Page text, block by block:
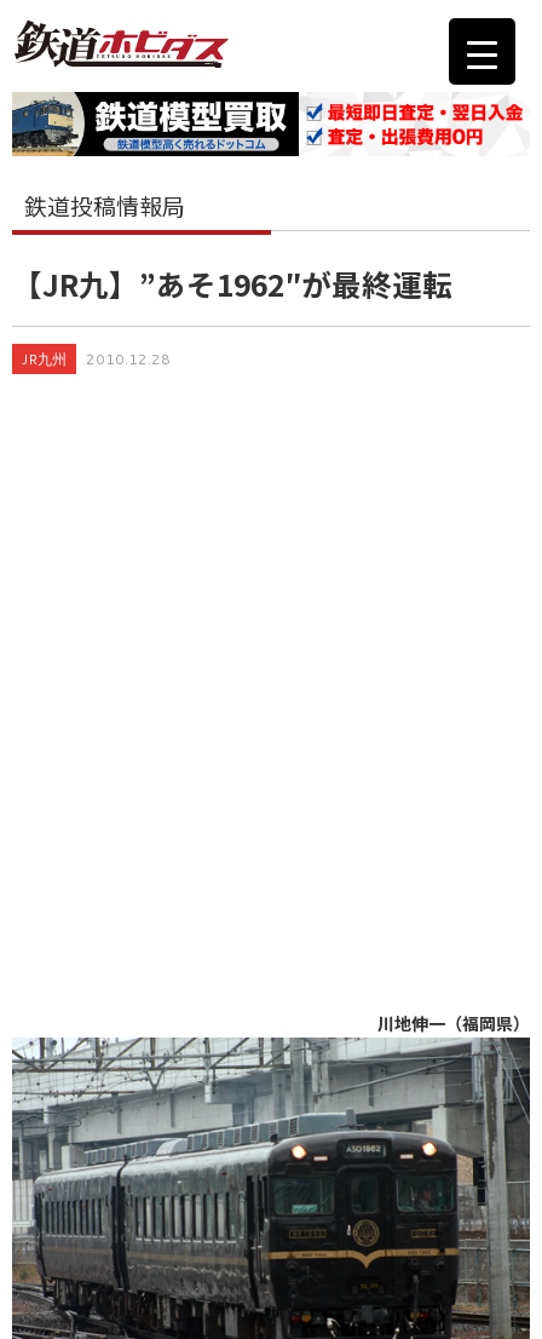
鉄道投稿情報局
【JR九】”あそ1962″が最終運転
JR九州 2010.12.28
川地伸一（福岡県）